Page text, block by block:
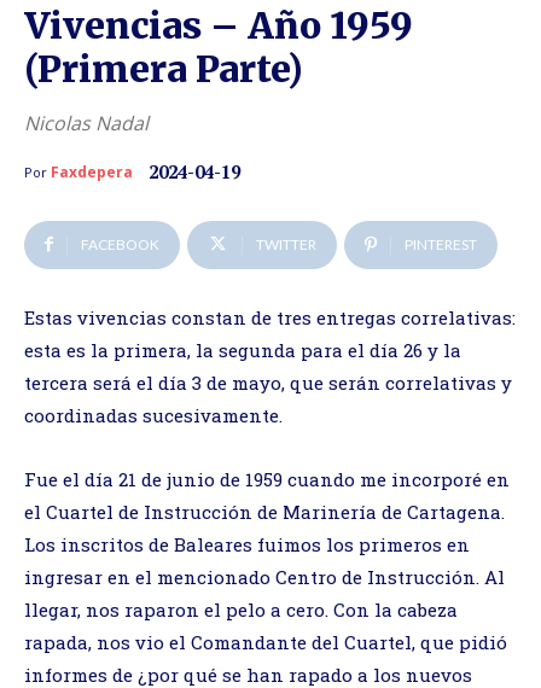
Vivencias – Año 1959
(Primera Parte)
Nicolas Nadal
Por Faxdepera 2024-04-19
FACEBOOK TWITTER PINTEREST
Estas vivencias constan de tres entregas correlativas:
esta es la primera, la segunda para el día 26 y la
tercera será el día 3 de mayo, que serán correlativas y
coordinadas sucesivamente.
Fue el día 21 de junio de 1959 cuando me incorporé en
el Cuartel de Instrucción de Marinería de Cartagena.
Los inscritos de Baleares fuimos los primeros en
ingresar en el mencionado Centro de Instrucción. Al
llegar, nos raparon el pelo a cero. Con la cabeza
rapada, nos vio el Comandante del Cuartel, que pidió
informes de ¿por qué se han rapado a los nuevos